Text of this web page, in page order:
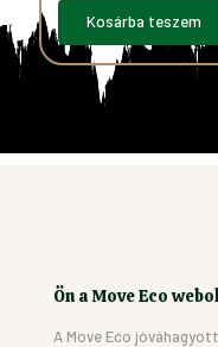
Kosárba teszem
Ön a Move Eco
A Move Eco